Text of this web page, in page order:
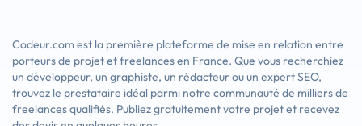
Codeur.com est la première plateforme de mise en relation entre
porteurs de projet et freelances en France. Que vous recherchiez
un développeur, un graphiste, un rédacteur ou un expert SEO,
trouvez le prestataire idéal parmi notre communauté de milliers de
freelances qualifiés. Publiez gratuitement votre projet et recevez